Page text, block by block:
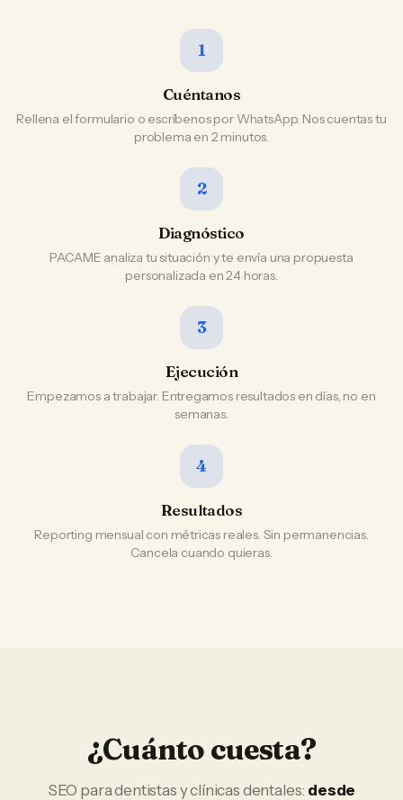
1
Cuéntanos
Rellena el formulario o escríbenos por WhatsApp. Nos cuentas tu
problema en 2 minutos.
2
Diagnóstico
PACAME analiza tu situación y te envía una propuesta
personalizada en 24 horas.
3
Ejecución
Empezamos a trabajar. Entregamos resultados en días, no en
semanas.
4
Resultados
Reporting mensual con métricas reales. Sin permanencias.
Cancela cuando quieras.
¿Cuánto cuesta?
SEO paradentistas y clínicas dentales: desde